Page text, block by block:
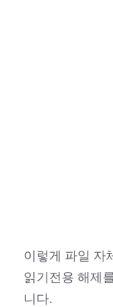
이렇게 파일 자
읽기전용 해제
니다.